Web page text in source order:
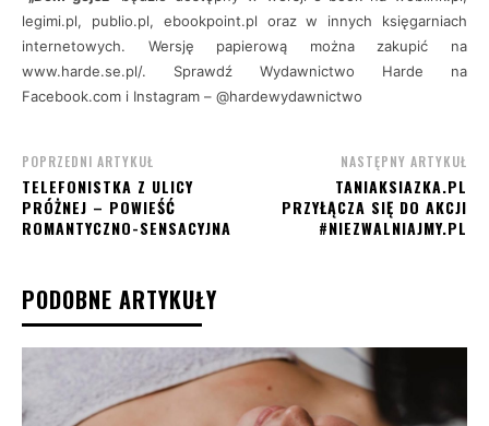
legimi.pl, publio.pl, ebookpoint.pl oraz w innych księgarniach
internetowych. Wersję papierową można zakupić na
www.harde.se.pl/. Sprawdź Wydawnictwo Harde na
Facebook.com i Instagram – @hardewydawnictwo
POPRZEDNI ARTYKUŁ
TELEFONISTKA Z ULICY
PRÓŻNEJ – POWIEŚĆ
ROMANTYCZNO-SENSACYJNA
NASTĘPNY ARTYKUŁ
TANIAKSIAZKA.PL
PRZYŁĄCZA SIĘ DO AKCJI
#NIEZWALNIAJMY.PL
PODOBNE ARTYKUŁY